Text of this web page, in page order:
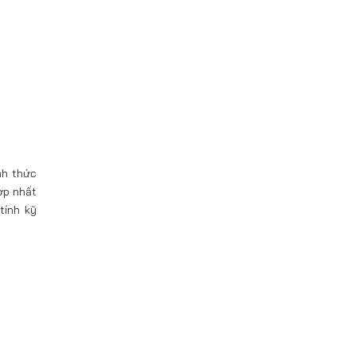
thức
nhất
kỹ